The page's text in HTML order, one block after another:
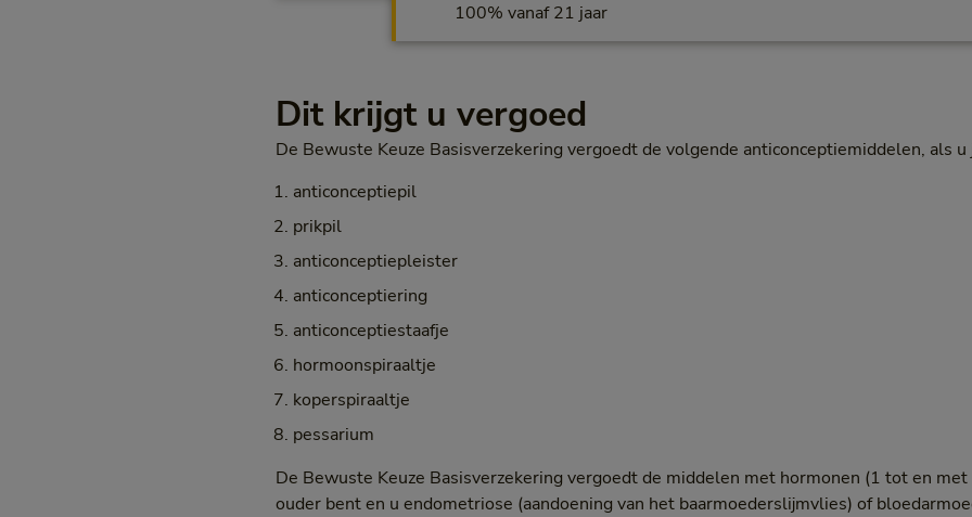
100% vanaf 21 jaar
Dit krijgt u vergoed
De Bewuste Keuze Basisverzekering vergoedt de volgende anticonceptiemiddelen, als
anticonceptiepil
prikpil
anticonceptiepleister
anticonceptiering
anticonceptiestaafje
hormoonspiraaltje
koperspiraaltje
pessarium
De Bewuste Keuze Basisverzekering vergoedt de middelen met hormonen (1 tot en
ouder bent en u endometriose (aandoening van het baarmoederslijmvlies) of